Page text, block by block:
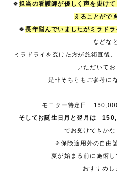
🍀担当の看護師が優しく声を掛け
えることがで
🍀長年悩んでいましたがミラドラ
などな
ミラドライを受けた方が施術直後
いただいてお
是非そちらもご参考に
モニター特定日
そしてお誕生日月と翌月は
でお受けできかな
※保険適用外の自由
夏が始まる前に施術
おすすめし